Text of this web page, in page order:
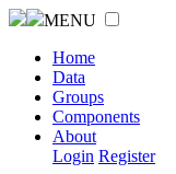
MENU
Home
Data
Groups
Components
About
Login Register